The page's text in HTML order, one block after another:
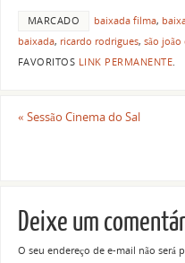
MARCADO baixada filma,
baixada, ricardo rodrigues, são joão
FAVORITOS LINK PERMANENTE
« Sessão Cinema do Sal
Deixe um
O seu endereço de e-mail não será